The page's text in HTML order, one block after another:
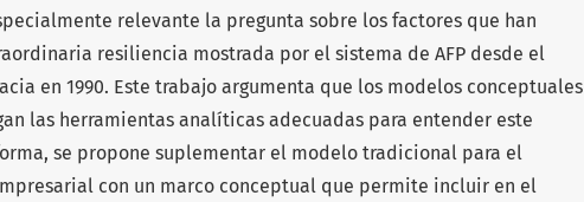
relevante la pregunta sobre los factores que han
resiliencia mostrada por el sistema de AFP desde el
en 1990. Este trabajo argumenta que los modelos conceptuales
las herramientas analíticas adecuadas para entender este
se propone suplementar el modelo tradicional para el
con un marco conceptual que permite incluir en el